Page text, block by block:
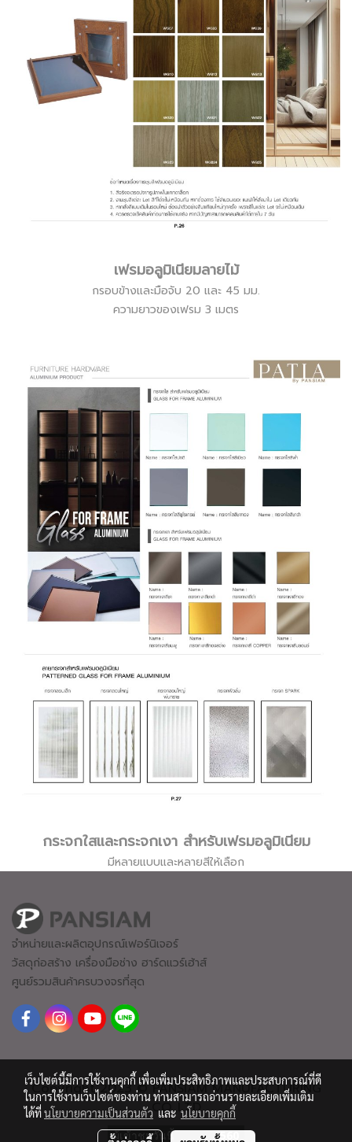
เฟรมอลูมิเนียมลายไม้
กรอบข้างและมือจับ 20 และ 45 มม.
ความยาวของเฟรม 3 เมตร
กระจกใสและกระจกเงา สำหรับเฟรมอลูมิเนียม
มีหลายแบบและหลายสีให้เลือก
จำหน่ายและผลิตอุปกรณ์เฟอร์นิเจอร์
วัสดุก่อสร้าง เครื่องมือช่าง ฮาร์ดแวร์เฮ้าส์
ศูนย์รวมสินค้าครบวงจรที่สุด
Copyright 2023 © PANSIAM MANUFACTURING
CO.,LTD
ผู้เข้าชมวันนี้ 560
เว็บไซต์นี้มีการใช้งานคุกกี้ เพื่อเพิ่มประสิทธิภาพและประสบการณ์ที่ดี
ในการใช้งานเว็บไซต์ของท่าน ท่านสามารถอ่านรายละเอียดเพิ่มเติม
ได้ที่นโยบายความเป็นส่วนตัว และ นโยบายคุกกี้